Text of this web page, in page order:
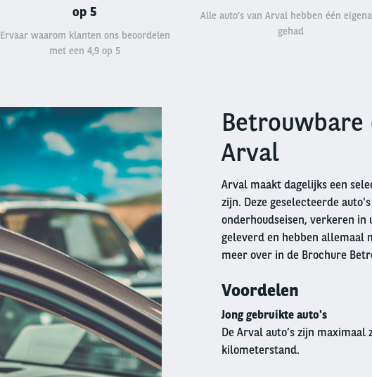
op 5
Ervaar waarom klanten ons beoordelen
met een 4,9 op 5
Alle auto’s van Arval hebben één
gehad
Right
columnBetrouwbare
Arval
Arval maakt dagelijks een
zijn. Deze geselecteerde
onderhoudseisen, verkeren
geleverd en hebben allemaal
meer over in de Brochure
Voordelen
Jong gebruikte auto's
De Arval auto’s zijn
kilometerstand.